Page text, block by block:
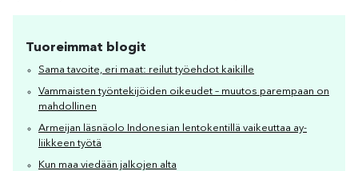
Tuoreimmat blogit
Sama tavoite, eri maat: reilut työehdot kaikille
Vammaisten työntekijöiden oikeudet – muutos parempaan on
mahdollinen
Armeijan läsnäolo Indonesian lentokentillä vaikeuttaa ay-
liikkeen työtä
Kun maa viedään jalkojen alta